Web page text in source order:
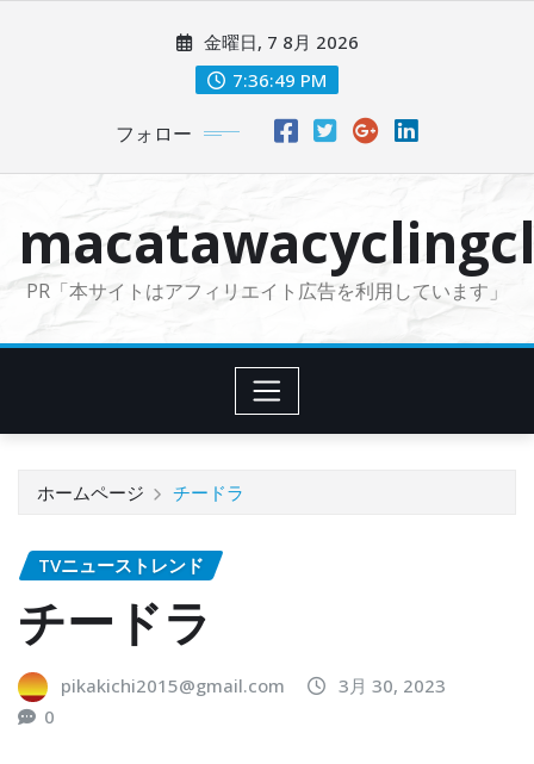
に
金曜日, 7 8月 2026
7:36:50 PM
フォロー
PR「本サイトはアフィリエイト広告を利用しています」
ホームページ チードラ
TVニューストレンド
チードラ
pikakichi2015@gmail.com
3月 30, 2023
0